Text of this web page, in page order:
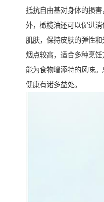
抵抗自由基对身体的损
外，橄榄油还可以促进
肌肤，保持皮肤的弹性
烟点较高，适合多种烹
能为食物增添特的风味
健康有诸多益处。